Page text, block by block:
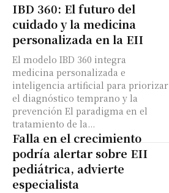
IBD 360: El futuro del
cuidado y la medicina
personalizada en la EII
El modelo IBD 360 integra
medicina personalizada e
inteligencia artificial para priorizar
el diagnóstico temprano y la
prevención El paradigma en el
tratamiento de la...
Falla en el crecimiento
podría alertar sobre EII
pediátrica, advierte
especialista